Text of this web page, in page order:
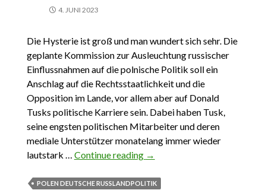
4. JUNI 2023
Die Hysterie ist groß und man wundert sich sehr. Die
geplante Kommission zur Ausleuchtung russischer
Einflussnahmen auf die polnische Politik soll ein
Anschlag auf die Rechtsstaatlichkeit und die
Opposition im Lande, vor allem aber auf Donald
Tusks politische Karriere sein. Dabei haben Tusk,
seine engsten politischen Mitarbeiter und deren
mediale Unterstützer monatelang immer wieder
lautstark … Continue reading 4.06.2023. Lex Tusk, Lex
Schwesig, Lex…
→
POLEN DEUTSCHE RUSSLANDPOLITIK